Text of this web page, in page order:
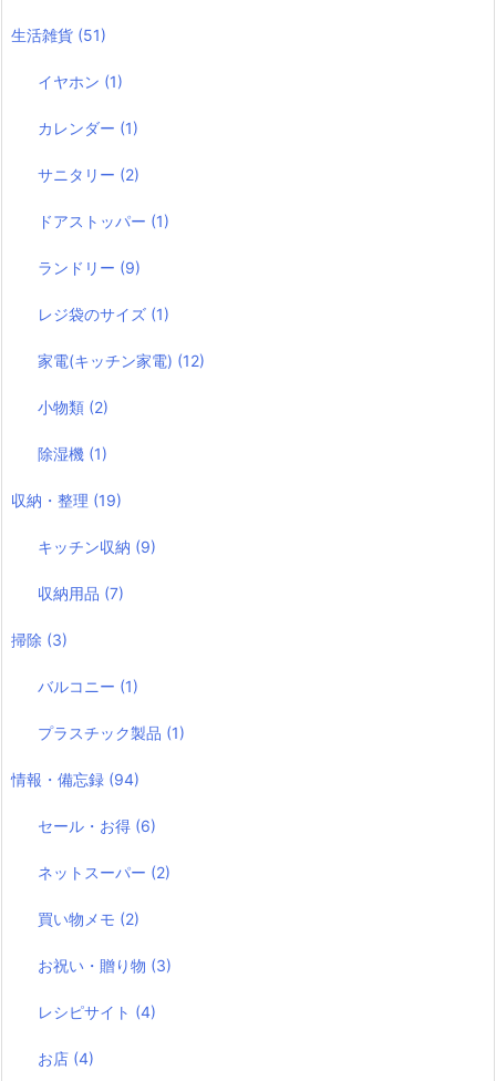
生活雑貨 (51)
イヤホン (1)
カレンダー (1)
サニタリー (2)
ドアストッパー (1)
ランドリー (9)
レジ袋のサイズ (1)
家電(キッチン家電) (12)
小物類 (2)
除湿機 (1)
収納・整理 (19)
キッチン収納 (9)
収納用品 (7)
掃除 (3)
バルコニー (1)
プラスチック製品 (1)
情報・備忘録 (94)
セール・お得 (6)
ネットスーパー (2)
買い物メモ (2)
お祝い・贈り物 (3)
レシピサイト (4)
お店 (4)